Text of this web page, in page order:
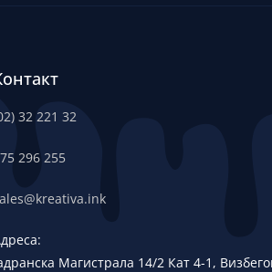
32 221 32
296 255
Магистрала 14/2 Кат 4-1,